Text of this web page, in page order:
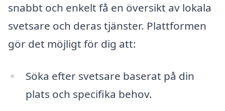
snabbt och enkelt få en översikt av lokala
svetsare och deras tjänster. Plattformen
gör det möjligt för dig att:
Söka efter svetsare baserat på din
plats och specifika behov.